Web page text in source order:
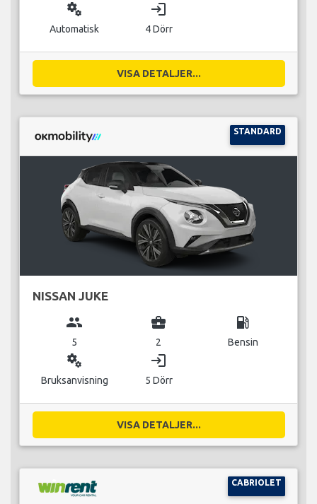
miscellaneous_services
Automatisk
login
4 Dörr
VISA DETALJER...
STANDARD
NISSAN JUKE
group
5
business_center
2
local_gas_station
Bensin
miscellaneous_services
Bruksanvisning
login
5 Dörr
VISA DETALJER...
CABRIOLET